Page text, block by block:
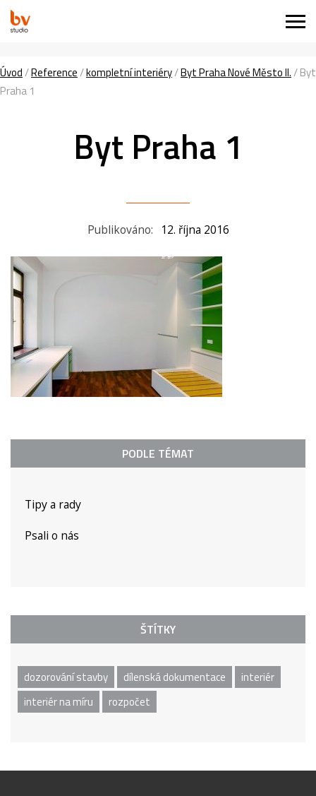
Úvod/Reference/kompletní interiéry/Byt Praha Nové Město II./Byt
Praha 1
Byt Praha 1
Publikováno: 12. října 2016
PODLE TÉMAT
Tipy a rady
Psali o nás
ŠTÍTKY
dozorování stavby dílenská dokumentace
interiér
interiér na míru
rozpočet